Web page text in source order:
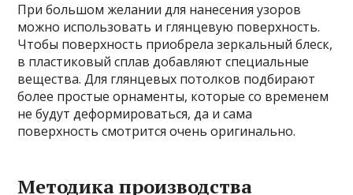
При большом желании для нанесения узоров
можно использовать и глянцевую поверхность.
Чтобы поверхность приобрела зеркальный блеск,
в пластиковый сплав добавляют специальные
вещества. Для глянцевых потолков подбирают
более простые орнаменты, которые со временем
не будут деформироваться, да и сама
поверхность смотрится очень оригинально.
Методика производства